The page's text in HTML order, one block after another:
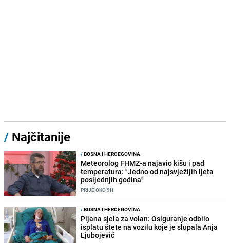
/ Najčitanije
/BOSNA I HERCEGOVINA
Meteorolog FHMZ-a najavio kišu i pad
temperatura: "Jedno od najsvježijih ljeta
posljednjih godina"
PRIJE OKO 9H
/BOSNA I HERCEGOVINA
Pijana sjela za volan: Osiguranje odbilo
isplatu štete na vozilu koje je slupala Anja
Ljubojević